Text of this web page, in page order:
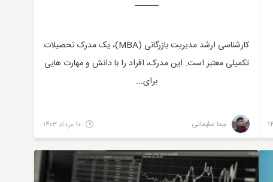
کارشناسی ارشد مدیریت بازرگانی (MBA)، یک مدرک تحصیلات
تکمیلی معتبر است. این مدرک، افراد را با دانش و مهارت هایی
برای...
نیما سلیمانی مالی